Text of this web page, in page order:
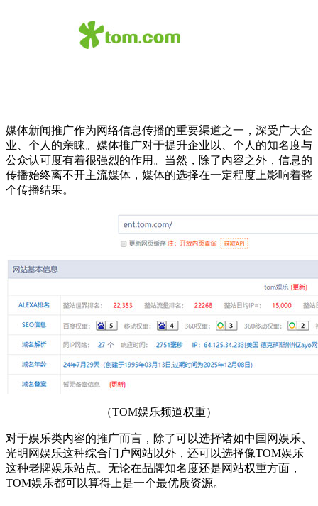
媒体新闻推广作为网络信息传播的重要渠道之一，深受广大企
业、个人的亲睐。媒体推广对于提升企业以、个人的知名度与
公众认可度有着很强烈的作用。当然，除了内容之外，信息的
传播始终离不开主流媒体，媒体的选择在一定程度上影响着整
个传播结果。
（TOM娱乐频道权重）
对于娱乐类内容的推广而言，除了可以选择诸如中国网娱乐、
光明网娱乐这种综合门户网站以外，还可以选择像TOM娱乐
这种老牌娱乐站点。无论在品牌知名度还是网站权重方面，
TOM娱乐都可以算得上是一个最优质资源。